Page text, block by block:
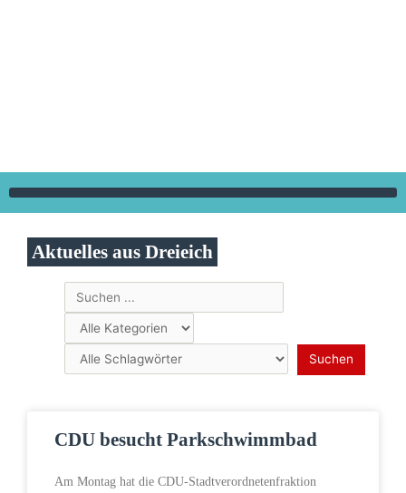
Aktuelles aus Dreieich
CDU besucht Parkschwimmbad
Am Montag hat die CDU-Stadtverordnetenfraktion